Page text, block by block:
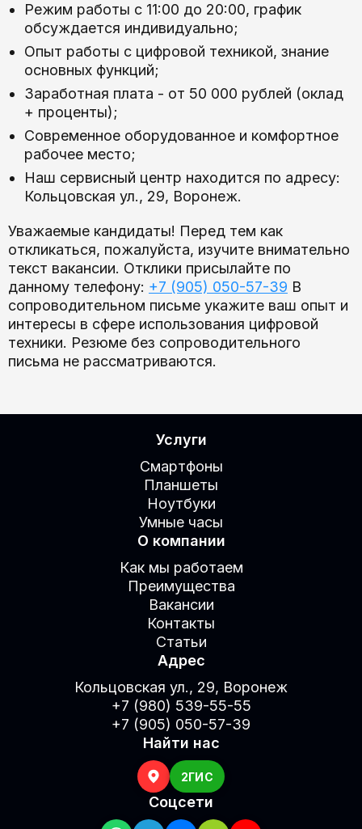
Режим работы с 11:00 до 20:00, график
обсуждается индивидуально;
Опыт работы с цифровой техникой, знание
основных функций;
Заработная плата - от 50 000 рублей (оклад
+ проценты);
Современное оборудованное и комфортное
рабочее место;
Наш сервисный центр находится по адресу:
Кольцовская ул., 29, Воронеж.
Уважаемые кандидаты! Перед тем как
откликаться, пожалуйста, изучите внимательно
текст вакансии. Отклики присылайте по
данному телефону: +7 (905) 050-57-39 В
сопроводительном письме укажите ваш опыт и
интересы в сфере использования цифровой
техники. Резюме без сопроводительного
письма не рассматриваются.
Услуги
Смартфоны
Планшеты
Ноутбуки
Умные часы
О компании
Как мы работаем
Преимущества
Вакансии
Контакты
Статьи
Адрес
Кольцовская ул., 29, Воронеж
+7 (980) 539-55-55
+7 (905) 050-57-39
Найти нас
2ГИС
Соцсети